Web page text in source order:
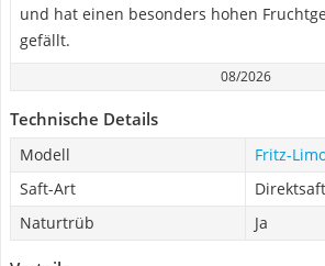
und hat einen besonders hohen
gefällt.
08/2026
Technische Details
Modell
Fritz-
Saft-Art
Direktsaft
Naturtrüb
Ja